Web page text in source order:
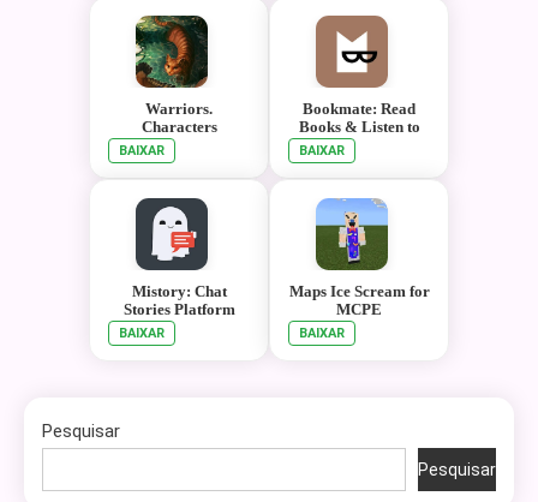
Warriors.
Characters
BAIXAR
Bookmate: Read
Books & Listen to
Audiobooks
BAIXAR
Mistory: Chat
Stories Platform
BAIXAR
Maps Ice Scream for
MCPE
BAIXAR
Pesquisar
Pesquisar